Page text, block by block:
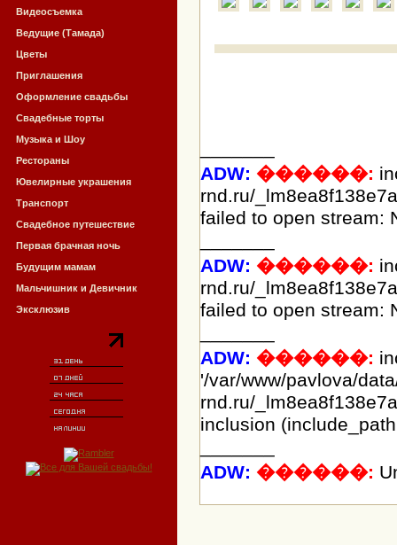
Видеосъемка
Ведущие (Тамада)
Цветы
Приглашения
Оформление свадьбы
Свадебные торты
Музыка и Шоу
Рестораны
Ювелирные украшения
Транспорт
Свадебное путешествие
Первая брачная ночь
Будущим мамам
Мальчишник и Девичник
Эксклюзив
ADW: ������:
rnd.ru/
failed to open stream:
ADW: ������:
rnd.ru/
failed to open stream:
ADW: ������:
'/var/www/pavlova/
rnd.ru/
inclusion
ADW: ������: